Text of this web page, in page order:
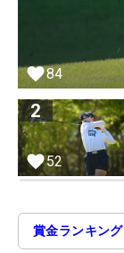
84
2
52
賞金ランキング